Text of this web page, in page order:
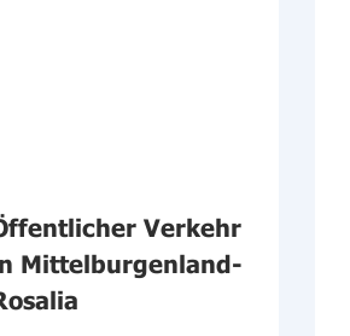
Verkehr
Mittelburgenland-